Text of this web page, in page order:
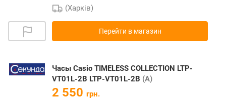
(Харків)
Перейти в магазин
Часы Casio TIMELESS COLLECTION LTP-
VT01L-2B LTP-VT01L-2B (A)
2 550 грн.